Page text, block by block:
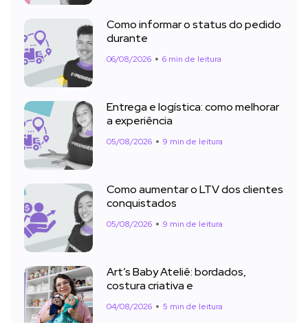
Como informar o status do pedido
durante
06/08/2026 6 min de leitura
Entrega e logística: como melhorar
a experiência
05/08/2026 9 min de leitura
Como aumentar o LTV dos clientes
conquistados
05/08/2026 9 min de leitura
Art’s Baby Ateliê: bordados,
costura criativa e
04/08/2026 5 min de leitura